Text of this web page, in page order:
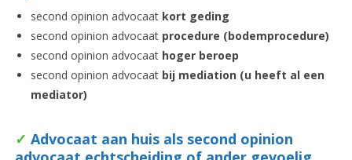
second opinion advocaat kort geding
second opinion advocaat procedure (bodemprocedure)
second opinion advocaat hoger beroep
second opinion advocaat bij mediation (u heeft al een
mediator)
✓ Advocaat aan huis als second opinion